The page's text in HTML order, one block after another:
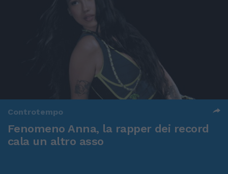
Controtempo
Fenomeno Anna, la rapper dei record
cala un altro asso